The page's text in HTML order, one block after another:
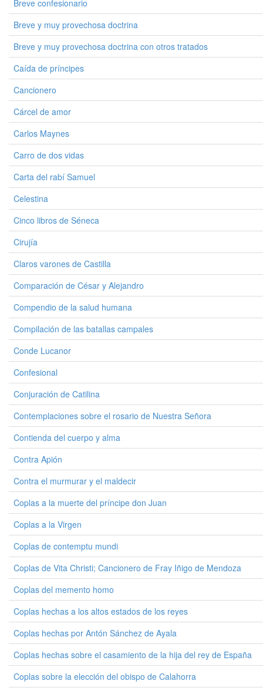
Breve confesionario
Breve y muy provechosa doctrina
Breve y muy provechosa doctrina con otros tratados
Caída de príncipes
Cancionero
Cárcel de amor
Carlos Maynes
Carro de dos vidas
Carta del rabí Samuel
Celestina
Cinco libros de Séneca
Cirujía
Claros varones de Castilla
Comparación de César y Alejandro
Compendio de la salud humana
Compilación de las batallas campales
Conde Lucanor
Confesional
Conjuración de Catilina
Contemplaciones sobre el rosario de Nuestra Señora
Contienda del cuerpo y alma
Contra Apión
Contra el murmurar y el maldecir
Coplas a la muerte del príncipe don Juan
Coplas a la Virgen
Coplas de contemptu mundi
Coplas de Vita Christi; Cancionero de Fray Iñigo de Mendoza
Coplas del memento homo
Coplas hechas a los altos estados de los reyes
Coplas hechas por Antón Sánchez de Ayala
Coplas hechas sobre el casamiento de la hija del rey de España
Coplas sobre la elección del obispo de Calahorra